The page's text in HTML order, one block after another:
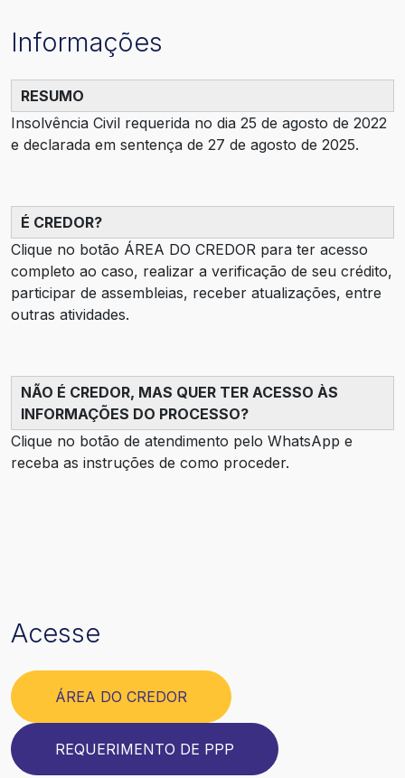
Informações
RESUMO
Insolvência Civil requerida no dia 25 de agosto de 2022
e declarada em sentença de 27 de agosto de 2025.
É CREDOR?
Clique no botão ÁREA DO CREDOR para ter acesso
completo ao caso, realizar a verificação de seu crédito,
participar de assembleias, receber atualizações, entre
outras atividades.
NÃO É CREDOR, MAS QUER TER ACESSO ÀS
INFORMAÇÕES DO PROCESSO?
Clique no botão de atendimento pelo WhatsApp e
receba as instruções de como proceder.
Acesse
ÁREA DO CREDOR
REQUERIMENTO DE PPP